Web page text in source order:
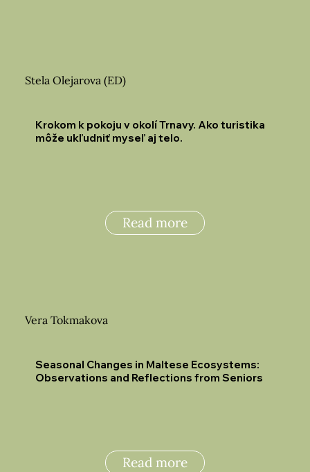
Krokom k pokoju v okolí Trnavy. Ako turistika
môže ukľudniť myseľ aj telo.
Stela Olejarova (ED)
Read more
Seasonal Changes in Maltese Ecosystems:
Observations and Reflections from Seniors
Vera Tokmakova
Read more